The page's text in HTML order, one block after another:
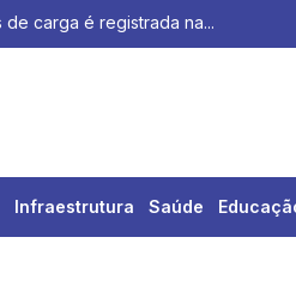
Infraestrutura Saúde